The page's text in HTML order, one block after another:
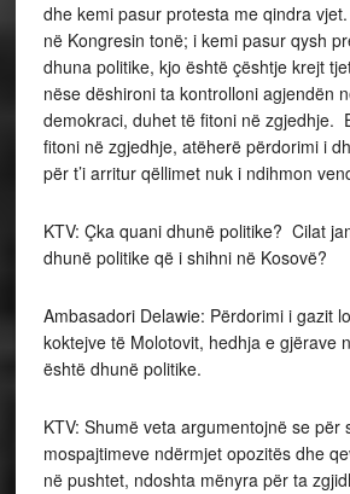
dhe kemi pasur protesta me qindra
në Kongresin tonë; i kemi pasur qysh
dhuna politike, kjo është çështje krejt
nëse dëshironi ta kontrolloni agjendën
demokraci, duhet të fitoni në zgjedhje.
fitoni në zgjedhje, atëherë përdorimi i
për t’i arritur qëllimet nuk i ndihmon
KTV: Çka quani dhunë politike? Cilat
dhunë politike që i shihni në Kosovë?
Ambasadori Delawie: Përdorimi i gazit
koktejve të Molotovit, hedhja e gjërave
është dhunë politike.
KTV: Shumë veta argumentojnë se për
mospajtimeve ndërmjet opozitës dhe
në pushtet, ndoshta mënyra për ta